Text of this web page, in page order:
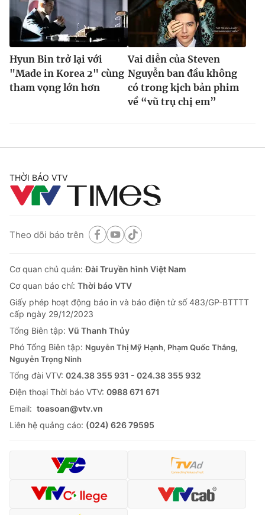
Hyun Bin trở lại với
"Made in Korea 2" cùng
tham vọng lớn hơn
Vai diễn của Steven
Nguyễn ban đầu không
có trong kịch bản phim
về “vũ trụ chị em”
THỜI BÁO VTV
Theo dõi báo trên
Cơ quan chủ quản:Đài Truyền hình Việt Nam
Cơ quan báo chí: Thời báo VTV
Giấy phép hoạt động báo in và báo điện tử số 483/GP-BTTTT
cấp ngày 29/12/2023
Tổng Biên tập: Vũ Thanh Thủy
Phó Tổng Biên tập: Nguyễn Thị Mỹ Hạnh, Phạm Quốc Thắng,
Nguyễn Trọng Ninh
Tổng đài VTV: 024.38 355 931 - 024.38 355 932
Ðiện thoại Thời báo VTV: 0988 671 671
Email: toasoan@vtv.vn
Liên hệ quảng cáo: (024) 626 79595